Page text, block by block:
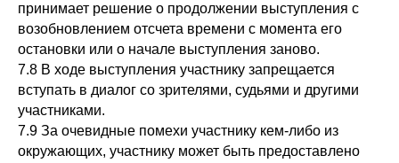
принимает решение о продолжении выступления с
возобновлением отсчета времени с момента его
остановки или о начале выступления заново.
7.8 В ходе выступления участнику запрещается
вступать в диалог со зрителями, судьями и другими
участниками.
7.9 За очевидные помехи участнику кем-либо из
окружающих, участнику может быть предоставлено